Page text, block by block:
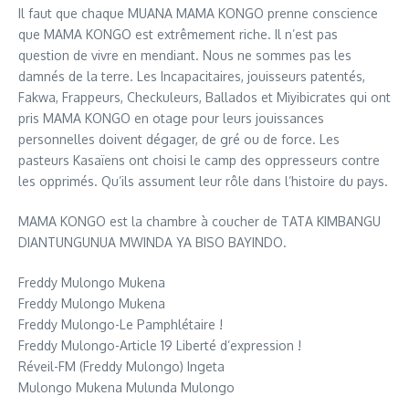
Il faut que chaque MUANA MAMA KONGO prenne conscience
que MAMA KONGO est extrêmement riche. Il n’est pas
question de vivre en mendiant. Nous ne sommes pas les
damnés de la terre. Les Incapacitaires, jouisseurs patentés,
Fakwa, Frappeurs, Checkuleurs, Ballados et Miyibicrates qui ont
pris MAMA KONGO en otage pour leurs jouissances
personnelles doivent dégager, de gré ou de force. Les
pasteurs Kasaïens ont choisi le camp des oppresseurs contre
les opprimés. Qu’ils assument leur rôle dans l’histoire du pays.
MAMA KONGO est la chambre à coucher de TATA KIMBANGU
DIANTUNGUNUA MWINDA YA BISO BAYINDO.
Freddy Mulongo Mukena
Freddy Mulongo Mukena
Freddy Mulongo-Le Pamphlétaire !
Freddy Mulongo-Article 19 Liberté d’expression !
Réveil-FM (Freddy Mulongo) Ingeta
Mulongo Mukena Mulunda Mulongo